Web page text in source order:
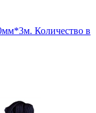
Количество в